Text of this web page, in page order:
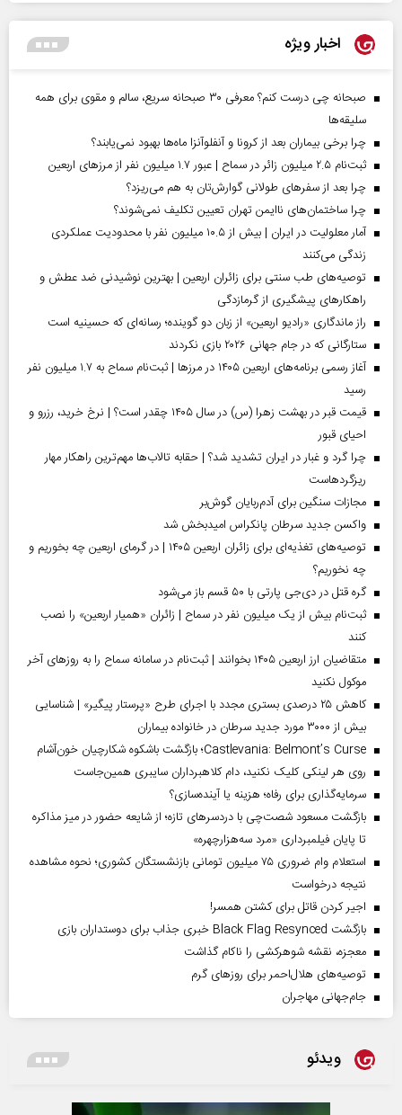
اخبار ویژه
صبحانه چی درست کنم؟ معرفی ۳۰ صبحانه سریع، سالم و مقوی برای همه
سلیقه‌ها
چرا برخی بیماران بعد از کرونا و آنفلوآنزا ماه‌ها بهبود نمی‌یابند؟
ثبت‌نام ۲.۵ میلیون زائر در سماح | عبور ۱.۷ میلیون نفر از مرز‌های اربعین
چرا بعد از سفرهای طولانی گوارش‌تان به هم می‌ریزد؟
چرا ساختمان‌های ناایمن تهران تعیین تکلیف نمی‌شوند؟
آمار معلولیت در ایران | بیش از ۱۰.۵ میلیون نفر با محدودیت عملکردی
زندگی می‌کنند
توصیه‌های طب سنتی برای زائران اربعین | بهترین نوشیدنی ضد عطش و
راهکارهای پیشگیری از گرمازدگی
راز ماندگاری «رادیو اربعین» از زبان دو گوینده؛ رسانه‌ای که حسینیه است
ستارگانی که در جام جهانی ۲۰۲۶ بازی نکردند
آغاز رسمی برنامه‌های اربعین ۱۴۰۵ در مرز‌ها | ثبت‌نام سماح به ۱.۷ میلیون نفر
رسید
قیمت قبر در بهشت زهرا (س) در سال ۱۴۰۵ چقدر است؟ | نرخ خرید، رزرو و
احیای قبور
چرا گرد و غبار در ایران تشدید شد؟ | حقابه تالاب‌ها مهم‌ترین راهکار مهار
ریزگردهاست
مجازات سنگین برای آدم‌ربایان گوش‌بر
واکسن جدید سرطان پانکراس امیدبخش شد
توصیه‌های تغذیه‌ای برای زائران اربعین ۱۴۰۵ | در گرمای اربعین چه بخوریم و
چه نخوریم؟
گره قتل در دی‌جی پارتی با ۵۰ قسم باز می‌شود
ثبت‌نام بیش از یک میلیون نفر در سماح | زائران «همیار اربعین» را نصب
کنند
متقاضیان ارز اربعین ۱۴۰۵ بخوانند | ثبت‌نام در سامانه سماح را به روز‌های آخر
موکول نکنید
کاهش ۲۵ درصدی بستری مجدد با اجرای طرح «پرستار پیگیر» | شناسایی
بیش از ۳۰۰۰ مورد جدید سرطان در خانواده بیماران
Castlevania: Belmont’s Curse؛ بازگشت باشکوه شکارچیان خون‌آشام
روی هر لینکی کلیک نکنید، دام کلاهبرداران سایبری همین‌جاست
سرمایه‌گذاری برای رفاه؛ هزینه یا آینده‌سازی؟
بازگشت مسعود شصت‌چی با دردسر‌های تازه؛ از شایعه حضور در میز مذاکره
تا پایان فیلمبرداری «مرد سه‌هزارچهره»
استعلام وام ضروری ۷۵ میلیون تومانی بازنشستگان کشوری؛ نحوه مشاهده
نتیجه درخواست
اجیر کردن قاتل برای کشتن همسر!
بازگشت Black Flag Resynced خبری جذاب برای دوستداران بازی
معجزه، نقشه شوهرکشی را ناکام گذاشت
توصیه‌های هلال‌احمر برای روز‌های گرم
جام‌جهانی مهاجران
ویدئو